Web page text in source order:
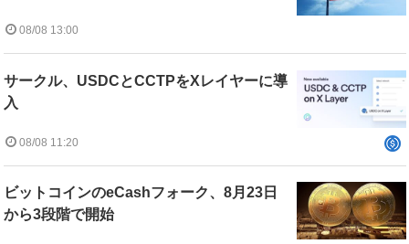
08/08 13:00
サークル、USDCとCCTPをXレイヤーに導
入
08/08 11:20
ビットコインのeCashフォーク、8月23日
から3段階で開始